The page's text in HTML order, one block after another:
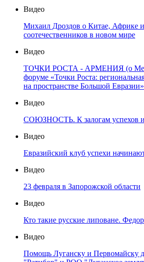
Видео
Михаил Дроздов о Китае, Африке
соотечественников в новом мире
Видео
ТОЧКИ РОСТА - АРМЕНИЯ (о
форуме «Точки Роста:
на пространстве Большой
Видео
СОЮЗНОСТЬ. К залогам успехов
Видео
Евразийский клуб успехи
Видео
23 февраля в Запорожской области
Видео
Кто такие русские липоване.
Видео
Помощь Луганску и Первомайску